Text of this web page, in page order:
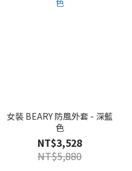
女裝 BEARY 防風外套 - 深藍
色
NT$3,528
NT$5,880